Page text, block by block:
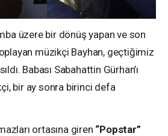
üzere bir dönüş yapan ve son
müzikçi Bayhan, geçtiğimiz
Babası Sabahattin Gürhan’ı
bir ay sonra birinci defa
ortasına giren “Popstar”